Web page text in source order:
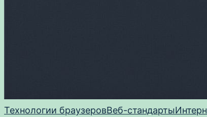
Технологии браузеровВеб-стандарты